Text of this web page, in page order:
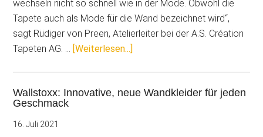
wechseln nicht so schnell wie in der Mode. Obwohl die
Tapete auch als Mode für die Wand bezeichnet wird“,
sagt Rüdiger von Preen, Atelierleiter bei der A.S. Création
Tapeten AG. … [Weiterlesen...]
Wandkleid
Wallstoxx: Innovative, neue Wandkleider für jeden
Geschmack
16. Juli 2021